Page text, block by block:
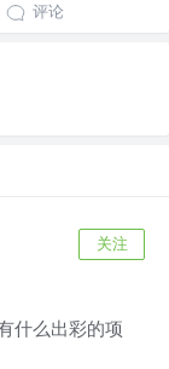
评论
关注
什么出彩的项